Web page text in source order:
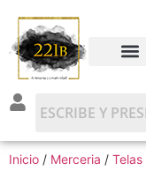
Inicio / Merceria / Telas